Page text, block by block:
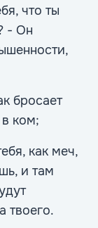
что ты
- Он
бросает
ком;
как меч,
и там
твоего.